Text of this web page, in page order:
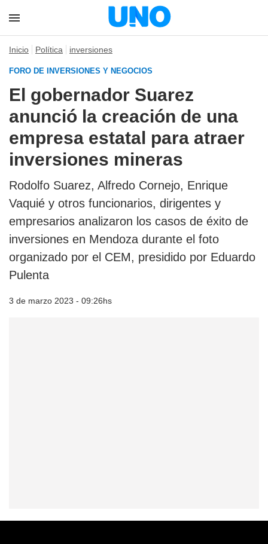
Inicio Política inversiones
FORO DE INVERSIONES Y NEGOCIOS
El gobernador Suarez
anunció la creación de una
empresa estatal para atraer
inversiones mineras
Rodolfo Suarez, Alfredo Cornejo, Enrique
Vaquié y otros funcionarios, dirigentes y
empresarios analizaron los casos de éxito de
inversiones en Mendoza durante el foto
organizado por el CEM, presidido por Eduardo
Pulenta
3 de marzo 2023 - 09:26hs